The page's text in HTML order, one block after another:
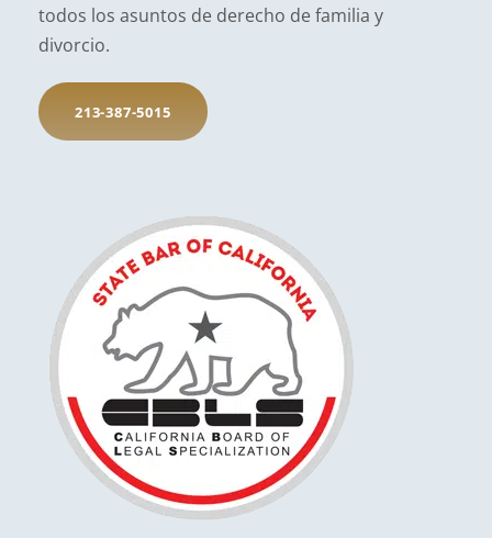
todos los asuntos de derecho de familia y
divorcio.
213-387-5015